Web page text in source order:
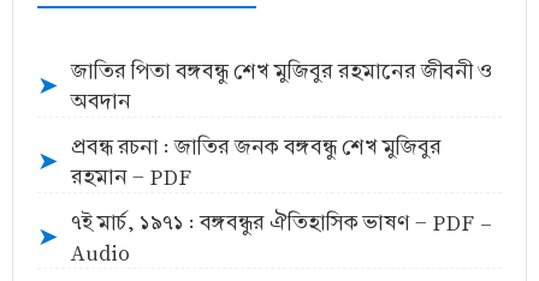
➤
জাতির পিতা বঙ্গবন্ধু শেখ মুজিবুর রহমানের জীবনী ও
অবদান
➤
প্রবন্ধ রচনা : জাতির জনক বঙ্গবন্ধু শেখ মুজিবুর
রহমান - PDF
➤
৭ই মার্চ, ১৯৭১ : বঙ্গবন্ধুর ঐতিহাসিক ভাষণ - PDF -
Audio